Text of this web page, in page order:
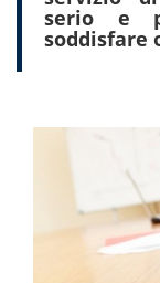
serio e
soddisfare